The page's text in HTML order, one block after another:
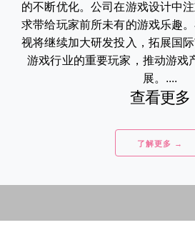
的不断优化。公司在游戏设计中
求带给玩家前所未有的游戏乐趣
视将继续加大研发投入，拓展国
游戏行业的重要玩家，推动游戏
展。....
查看更多
了解更多 →